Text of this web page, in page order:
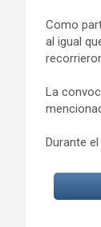
Como
al igual
La
Durante